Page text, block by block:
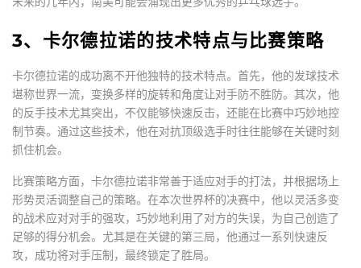
3、卡尔德拉诺的技术特点与比赛策略
卡尔德拉诺的成功离不开他独特的技术特点。首先，他的发球技术
堪称世界一流，变换多样的旋转和角度让对手防不胜防。其次，他
的反手技术尤其突出，不仅能够快速反击，还能在比赛中巧妙地控
制节奏。通过这些技术，他在对抗顶级选手时往往能够在关键时刻
抓住机会。
比赛策略方面，卡尔德拉诺非常善于适应对手的打法，并根据场上
形势灵活调整自己的策略。在本次世界杯的决赛中，他以灵活多变
的战术应对对手的强攻，巧妙地利用了对方的失误，为自己创造了
足够的得分机会。尤其是在关键的第三局，他通过一系列快速反
攻，成功将对手压制，最终锁定了胜局。